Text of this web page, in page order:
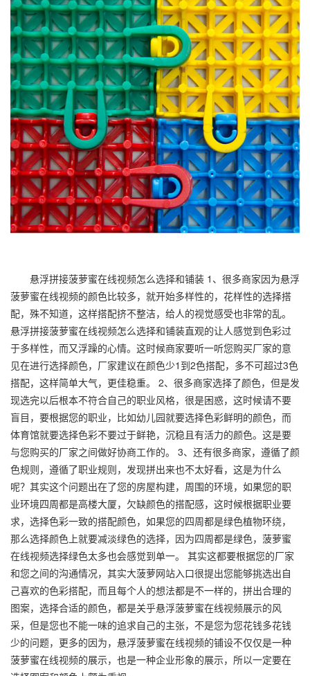
悬浮拼接菠萝蜜在线视频怎么选择和铺装 1、很多商家因为悬浮
菠萝蜜在线视频的颜色比较多，就开始多样性的，花样性的选择搭
配，殊不知道，这样搭配挤不整洁，给人的视觉感受也非常的乱。
悬浮拼接菠萝蜜在线视频怎么选择和铺装直观的让人感觉到色彩过
于多样性，而又浮躁的心情。这时候商家要听一听您购买厂家的意
见在进行选择颜色，厂家建议在颜色少1到2色搭配，多不可超过3色
搭配，这样简单大气，更佳稳重。 2、很多商家选择了颜色，但是发
现选完以后根本不符合自己的职业风格，很是困惑，这时候请不要
盲目，要根据您的职业，比如幼儿园就要选择色彩鲜明的颜色，而
体育馆就要选择色彩不要过于鲜艳，沉稳且有活力的颜色。这是要
与您购买的厂家之间做好协商工作的。 3、还有很多商家，遵循了颜
色规则，遵循了职业规则，发现拼出来也不太好看，这是为什么
呢？其实这个问题出在了您的房屋构建，周围的环境，如果您的职
业环境四周都是高楼大厦，欠缺颜色的搭配感，这时候根据职业要
求，选择色彩一致的搭配颜色，如果您的四周都是绿色植物环绕，
那么选择颜色上就要减淡绿色的选择，因为四周都是绿色，菠萝蜜
在线视频选择绿色太多也会感觉到单一。 其实这都要根据您的厂家
和您之间的沟通情况，其实大菠萝网站入口很提出您能够挑选出自
己喜欢的色彩搭配，而且每个人的想法都是不一样的，拼出合理的
图案，选择合适的颜色，都是关乎悬浮菠萝蜜在线视频展示的风
采，但是您也不能一味的追求自己的主张，不是您为您花钱多花钱
少的问题，更多的因为，悬浮菠萝蜜在线视频的铺设不仅仅是一种
菠萝蜜在线视频的展示，也是一种企业形象的展示，所以一定要在